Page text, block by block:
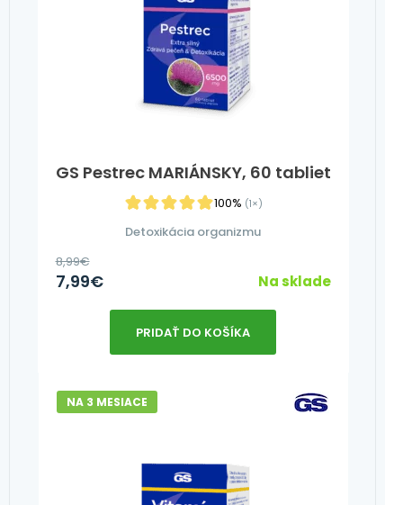
GS Pestrec MARIÁNSKY, 60 tabliet
100% (1×)
Detoxikácia organizmu
8,99€
7,99€ Na sklade
PRIDAŤ DO KOŠÍKA
NA 3 MESIACE